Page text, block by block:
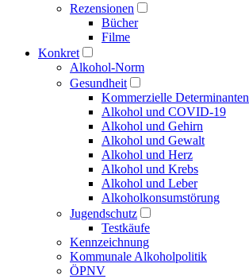
Rezensionen
Bücher
Filme
Konkret
Alkohol-Norm
Gesundheit
Kommerzielle Determinanten
Alkohol und COVID-19
Alkohol und Gehirn
Alkohol und Gewalt
Alkohol und Herz
Alkohol und Krebs
Alkohol und Leber
Alkoholkonsumstörung
Jugendschutz
Testkäufe
Kennzeichnung
Kommunale Alkoholpolitik
ÖPNV